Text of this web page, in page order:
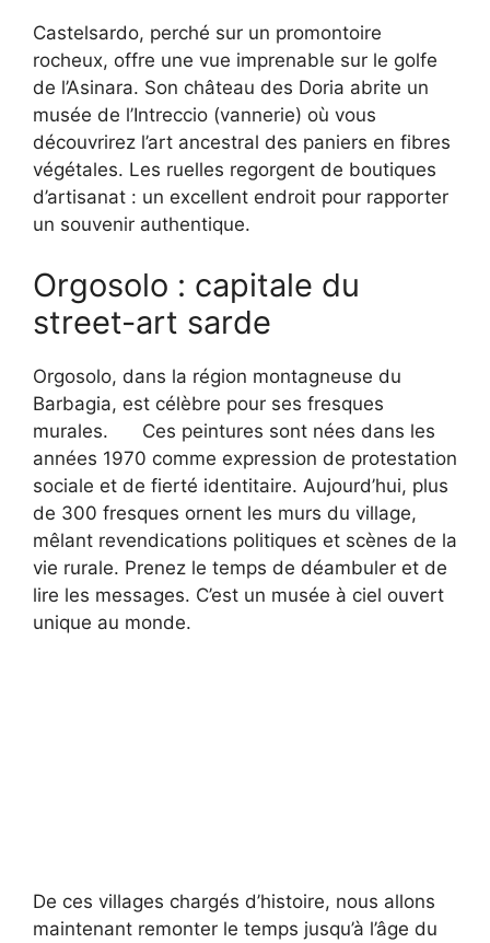
Castelsardo, perché sur un promontoire
rocheux, offre une vue imprenable sur le golfe
de l’Asinara. Son château des Doria abrite un
musée de l’Intreccio (vannerie) où vous
découvrirez l’art ancestral des paniers en fibres
végétales. Les ruelles regorgent de boutiques
d’artisanat : un excellent endroit pour rapporter
un souvenir authentique.
Orgosolo : capitale du
street-art sarde
Orgosolo, dans la région montagneuse du
Barbagia, est célèbre pour ses fresques
murales.
Ces peintures sont nées dans les
années 1970 comme expression de protestation
sociale et de fierté identitaire. Aujourd’hui, plus
de 300 fresques ornent les murs du village,
mêlant revendications politiques et scènes de la
vie rurale. Prenez le temps de déambuler et de
lire les messages. C’est un musée à ciel ouvert
unique au monde.
De ces villages chargés d’histoire, nous allons
maintenant remonter le temps jusqu’à l’âge du